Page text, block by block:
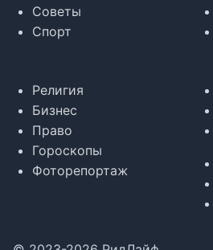
Советы
Спорт
Религия
Бизнес
Право
Гороскопы
Фоторепортаж